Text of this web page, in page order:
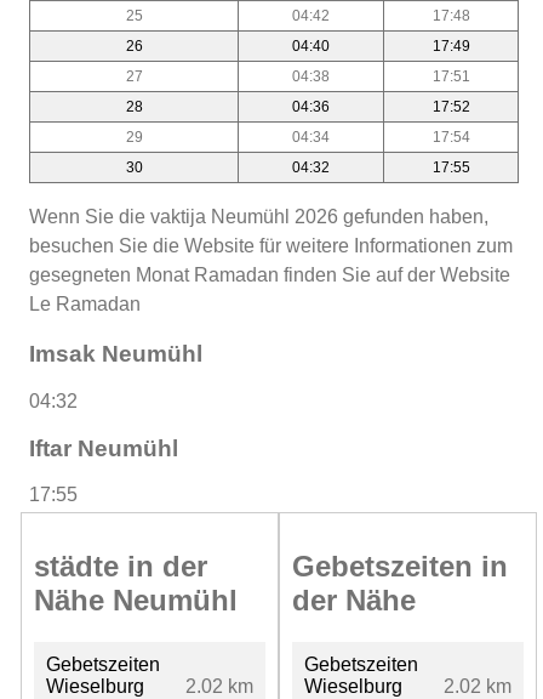
25
04:42
17:48
26
04:40
17:49
27
04:38
17:51
28
04:36
17:52
29
04:34
17:54
30
04:32 17:55
Wenn Sie die vaktija Neumühl 2026 gefunden haben,
besuchen Sie die Website für weitere Informationen zum
gesegneten Monat Ramadan finden Sie auf der Website
Le Ramadan
Imsak Neumühl
04:32
Iftar Neumühl
17:55
städte in der
Nähe Neumühl
Gebetszeiten
Wieselburg
2.02 km
Gebetszeiten in
der Nähe
Gebetszeiten
Wieselburg
2.02 km